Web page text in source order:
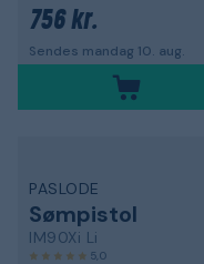
756 kr.
Sendes mandag 10. aug.
PASLODE
Sømpistol
IM90Xi Li
5,0